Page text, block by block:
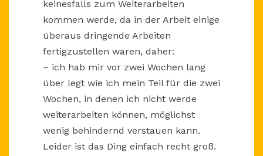
keinesfalls zum Weiterarbeiten
kommen werde, da in der Arbeit einige
überaus dringende Arbeiten
fertigzustellen waren, daher:
– ich hab mir vor zwei Wochen lang
über legt wie ich mein Teil für die zwei
Wochen, in denen ich nicht werde
weiterarbeiten können, möglichst
wenig behindernd verstauen kann.
Leider ist das Ding einfach recht groß.